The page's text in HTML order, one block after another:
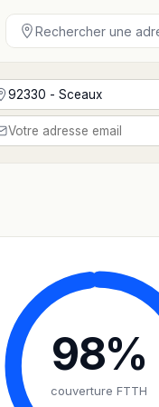
98%
couverture FTTH